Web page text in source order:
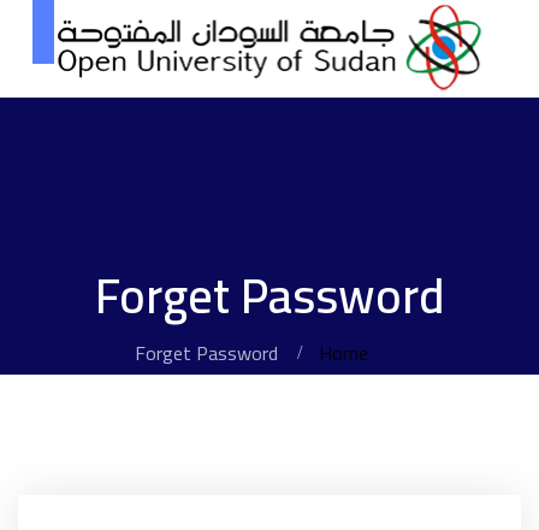
Forget Password
Home
Forget Password